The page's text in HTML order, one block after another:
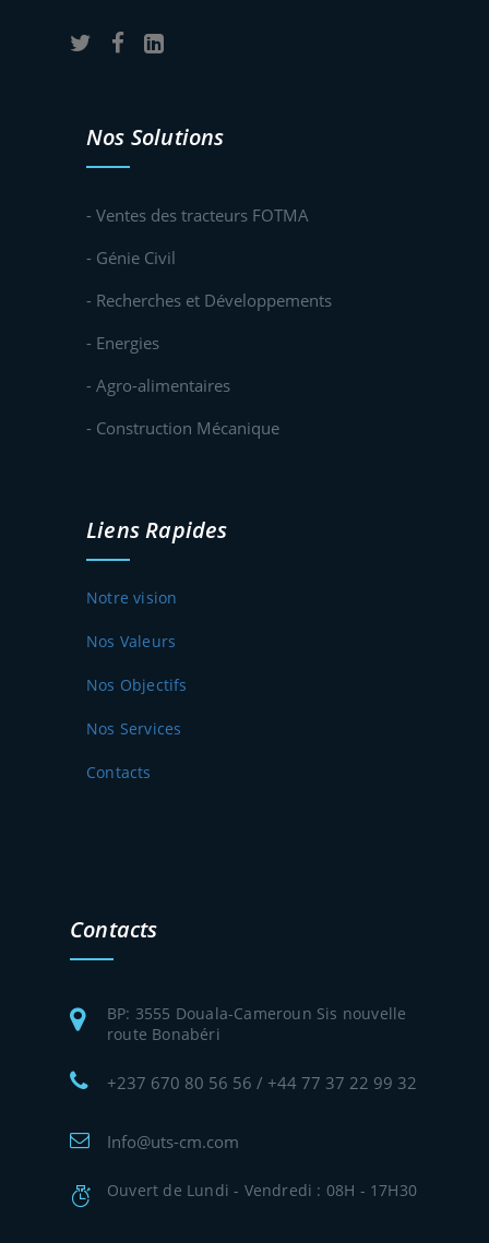
Nos Solutions
- Ventes des tracteurs FOTMA
- Génie Civil
- Recherches et Développements
- Energies
- Agro-alimentaires
- Construction Mécanique
Liens Rapides
Notre vision
Nos Valeurs
Nos Objectifs
Nos Services
Contacts
Contacts
BP: 3555 Douala-Cameroun Sis nouvelle
route Bonabéri
+237 670 80 56 56 / +44 77 37 22 99 32
Info@uts-cm.com
Ouvert de Lundi - Vendredi : 08H - 17H30